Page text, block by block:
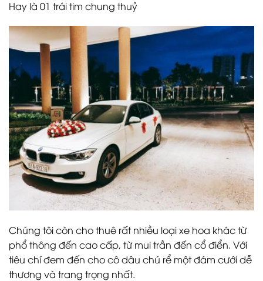
Hay là 01 trái tim chung thuỷ
Chúng tôi còn cho thuê rất nhiều loại xe hoa khác từ
phổ thông đến cao cấp, từ mui trần đến cổ điển. Với
tiêu chí đem đến cho cô dâu chú rể một đám cưới dễ
thương và trang trọng nhất.